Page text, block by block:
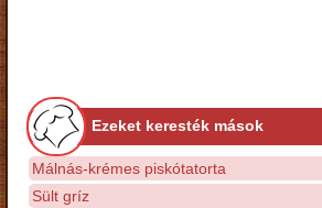
Ezeket keresték mások
Málnás-krémes piskótatorta
Sült gríz